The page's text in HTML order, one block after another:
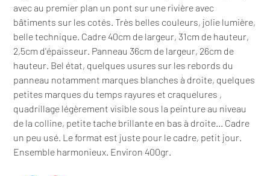
avec au premier plan un pont sur une rivière avec
bâtiments sur les cotés. Très belles couleurs, jolie lumière,
belle technique. Cadre 40cm de largeur, 31cm de hauteur,
2,5cm d'épaisseur. Panneau 36cm de largeur, 26cm de
hauteur. Bel état, quelques usures sur les rebords du
panneau notamment marques blanches à droite, quelques
petites marques du temps rayures et craquelures ,
quadrillage légèrement visible sous la peinture au niveau
de la colline, petite tache brillante en bas à droite... Cadre
un peu usé. Le format est juste pour le cadre, petit jour.
Ensemble harmonieux. Environ 400gr.